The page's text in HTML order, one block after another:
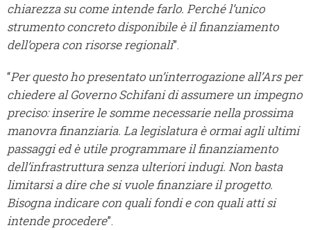
chiarezza su come intende farlo. Perché l’unico
strumento concreto disponibile è il finanziamento
dell’opera con risorse regionali”.
“Per questo ho presentato un’interrogazione all’Ars per
chiedere al Governo Schifani di assumere un impegno
preciso: inserire le somme necessarie nella prossima
manovra finanziaria. La legislatura è ormai agli ultimi
passaggi ed è utile programmare il finanziamento
dell’infrastruttura senza ulteriori indugi. Non basta
limitarsi a dire che si vuole finanziare il progetto.
Bisogna indicare con quali fondi e con quali atti si
intende procedere”.